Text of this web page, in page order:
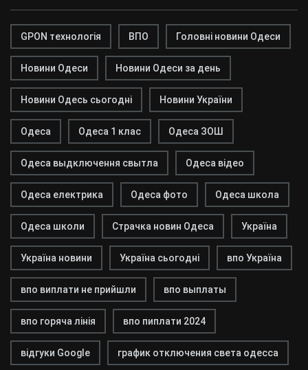
GPON технологія ВПО Головні новини Одеси
Новини Одеси Новини Одеси за день
Новини Одесь сьогодні Новини України
Одеса Одеса 1 клас Одеса ЗОШ
Одеса выдключення свытла Одеса відео
Одеса електрика Одеса фото Одеса школа
Одеса школи Страчка новин Одеса Україна
Україна новини Україна сьогодні впо Україна
впо виплати не прийшли впо выплаты
впо горяча лінія впо пиплати 2024
відгуки Google график отключения света одесса